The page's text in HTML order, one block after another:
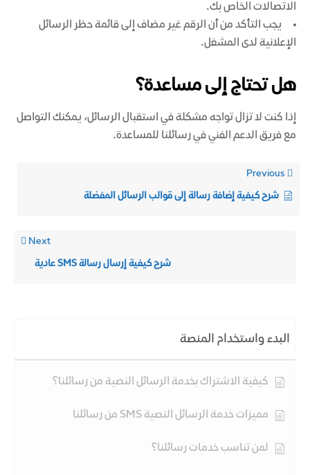
البدء واستخدام المنصة
كيفية الاشتراك بخدمة الرسائل النصية من رسائلنا؟
مميزات خدمة الرسائل النصية SMS من رسائلنا
لمن تناسب خدمات رسائلنا؟
الاتصالات الخاص بك.
يجب التأكد من أن الرقم غير مضاف إلى قائمة حظر الرسائل
الإعلانية لدى المشغل.
هل تحتاج إلى مساعدة؟
إذا كنت لا تزال تواجه مشكلة في استقبال الرسائل، يمكنك التواصل
مع فريق الدعم الفني في رسائلنا للمساعدة.
شرح كيفية إضافة رسالة إلى قوالب الرسائل المفضلة
Next
شرح كيفية إرسال رسالة SMS عادية